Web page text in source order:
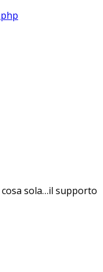
sola…il supporto